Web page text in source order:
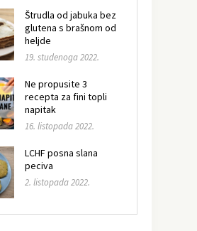
Štrudla od jabuka bez
glutena s brašnom od
heljde
19. studenoga 2022.
Ne propusite 3
recepta za fini topli
napitak
16. listopada 2022.
LCHF posna slana
peciva
2. listopada 2022.